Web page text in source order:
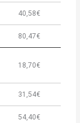
40,58€
80,47€
18,70€
31,54€
54,40€